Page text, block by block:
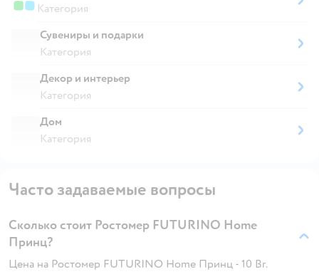
Категория
Сувениры и подарки
Категория
Декор и интерьер
Категория
Дом
Категория
Часто задаваемые вопросы
Сколько стоит Ростомер FUTURINO Home
Принц?
Цена на Ростомер FUTURINO Home Принц - 10 Br.